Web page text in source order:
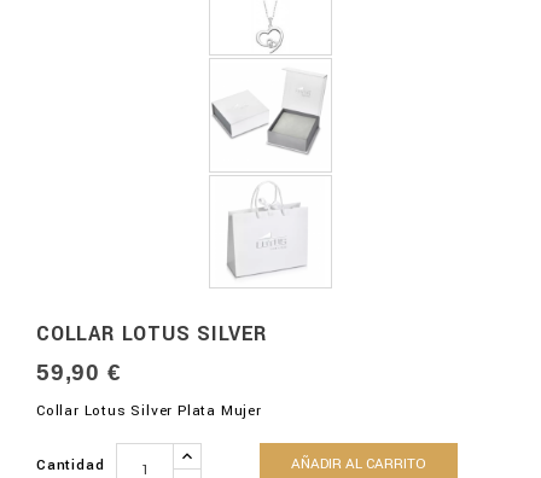
COLLAR LOTUS SILVER
59,90 €
Collar Lotus Silver Plata Mujer
Cantidad AÑADIR AL CARRITO